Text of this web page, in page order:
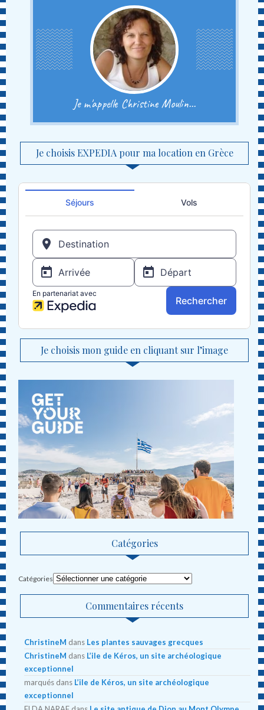
Je m'appelle Christine Moulin...
Je choisis EXPEDIA pour ma location en Grèce
Je choisis mon guide en cliquant sur l’image
Catégories
Catégories
Commentaires récents
ChristineM dans Les plantes sauvages grecques
ChristineM dans L’ile de Kéros, un site archéologique
exceptionnel
marqués dans L’ile de Kéros, un site archéologique
exceptionnel